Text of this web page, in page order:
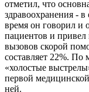
отметил, что
здравоохранения -
время он говорил и
пациентов и
вызовов скорой
составляет 22%.
«холостые
первой
ней.